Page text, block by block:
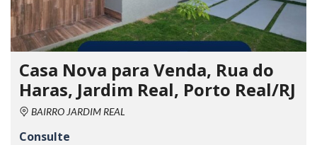
Casa Nova para Venda, Rua do
Haras, Jardim Real, Porto Real/RJ
BAIRRO JARDIM REAL
Consulte